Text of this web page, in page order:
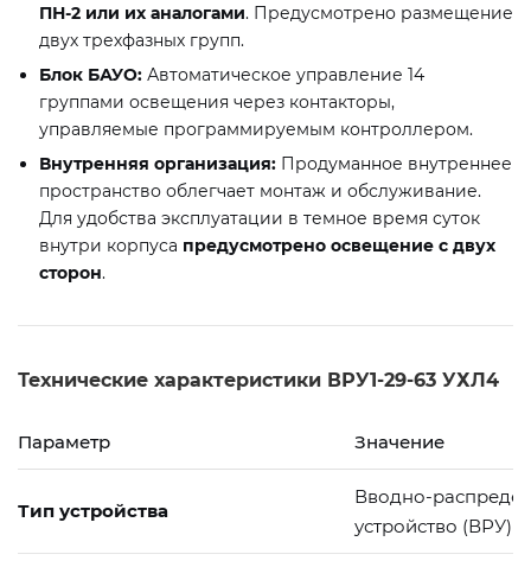
ПН-2 или их аналогами. Предусмотрено размещение
двух трехфазных групп.
Блок БАУО: Автоматическое управление 14
группами освещения через контакторы,
управляемые программируемым контроллером.
Внутренняя организация: Продуманное внутреннее
пространство облегчает монтаж и обслуживание.
Для удобства эксплуатации в темное время суток
внутри корпуса предусмотрено освещение с двух
сторон.
Технические характеристики ВРУ1-29-63 УХЛ4
Параметр Значение
Тип устройства
Вводно-
устройство (ВРУ)